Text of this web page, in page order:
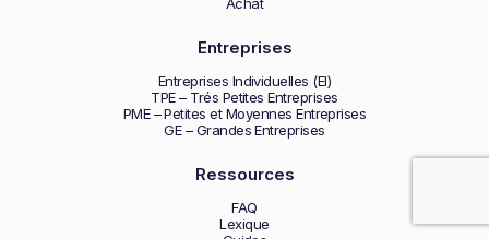
Entreprises
Entreprises Individuelles (EI)
TPE – Trés Petites Entreprises
PME – Petites et Moyennes Entreprises
GE – Grandes Entreprises
Ressources
FAQ
Lexique